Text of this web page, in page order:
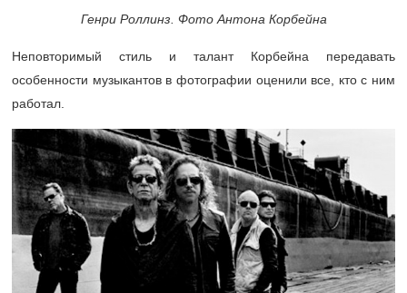
Генри Роллинз. Фото Антона Корбейна
Неповторимый стиль и талант Корбейна передавать
особенности музыкантов в фотографии оценили все, кто с ним
работал.